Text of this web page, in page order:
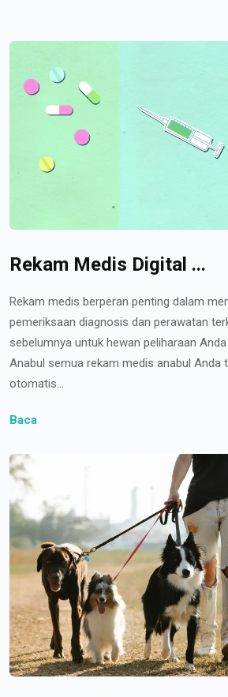
Rekam Medis Digital ...
Rekam medis berperan penting dalam
pemeriksaan diagnosis dan perawatan
sebelumnya untuk hewan peliharaan
Anabul semua rekam medis anabul Anda
otomatis...
Baca